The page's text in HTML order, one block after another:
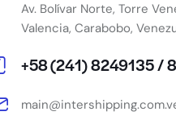
Av. Bolívar Norte, Torre
Valencia, Carabobo,
+58 (241) 8249135 /